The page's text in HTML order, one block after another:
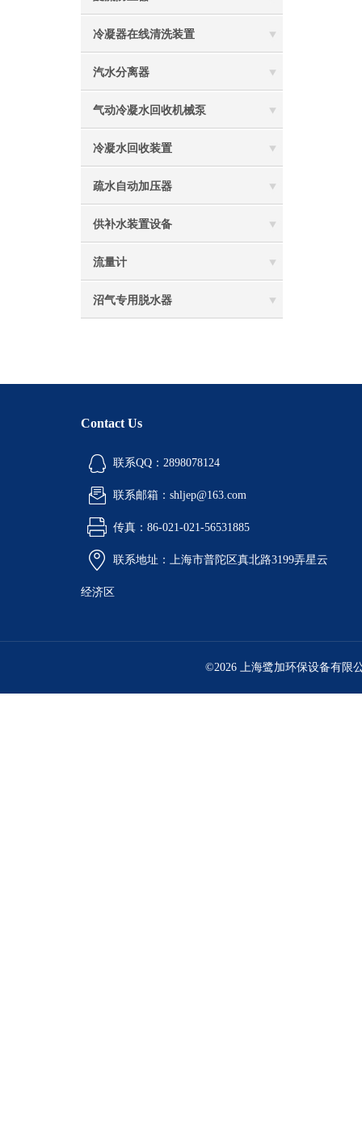
冷凝器在线清洗装置
汽水分离器
气动冷凝水回收机械泵
冷凝水回收装置
疏水自动加压器
供补水装置设备
流量计
沼气专用脱水器
Contact Us
联系QQ：2898078124
联系邮箱：shljep@163.com
传真：86-021-021-56531885
联系地址：上海市普陀区真北路3199弄星云
经济区
©2026 上海鹭加环保设备有限